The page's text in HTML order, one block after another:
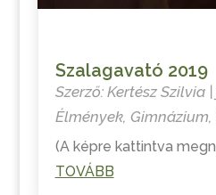
Szalagavató 2019
Szerző: Kertész Szilvia|
Élmények, Gimnázium,
(A képre kattintva
TOVÁBB